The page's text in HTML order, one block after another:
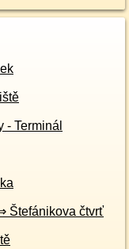
Terminál
Štefánikova čtvrť